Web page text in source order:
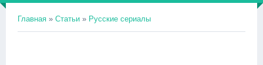
Главная » Статьи » Русские сериалы